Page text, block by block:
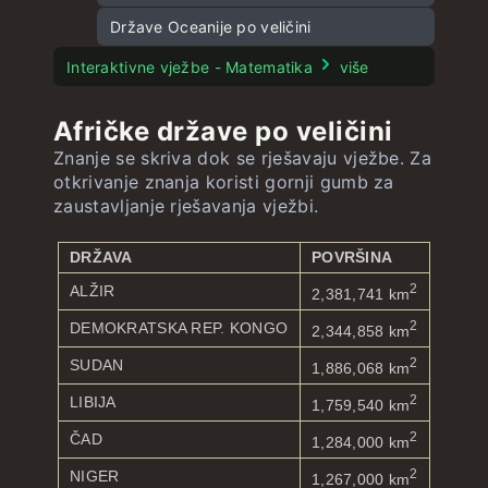
Zastave Oceanije
Države Oceanije po veličini
Interaktivne vježbe - Matematika više
Afričke države po veličini
Znanje se skriva dok se rješavaju vježbe. Za
otkrivanje znanja koristi gornji gumb za
zaustavljanje rješavanja vježbi.
DRŽAVA
POVRŠINA
ALŽIR
2,381,741 km2
DEMOKRATSKA REP. KONGO 2,344,858 km2
SUDAN 1,886,068 km2
LIBIJA 1,759,540 km2
ČAD 1,284,000 km2
NIGER 1,267,000 km2